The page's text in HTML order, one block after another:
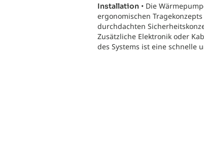
Installation • Die
ergonomischen
durchdachten
Zusätzliche Elektronik oder
des Systems ist eine schnelle